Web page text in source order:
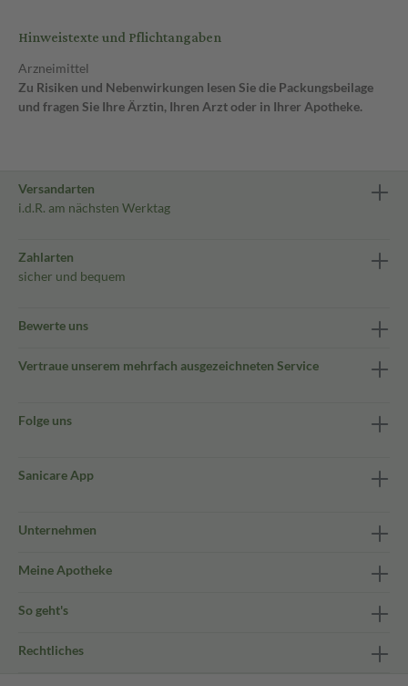
Hinweistexte und Pflichtangaben
Arzneimittel
Zu Risiken und Nebenwirkungen lesen Sie die Packungsbeilage
und fragen Sie Ihre Ärztin, Ihren Arzt oder in Ihrer Apotheke.
Versandarten
i.d.R. am nächsten Werktag
Zahlarten
sicher und bequem
Bewerte uns
Vertraue unserem mehrfach ausgezeichneten Service
Folge uns
Sanicare App
Unternehmen
Meine Apotheke
So geht's
Rechtliches